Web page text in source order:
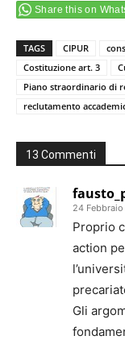
Share this on
TAGS CIPUR
Costituzione art. 3
Piano straordinario di
reclutamento
13 Commenti
24
Proprio
action
Gli